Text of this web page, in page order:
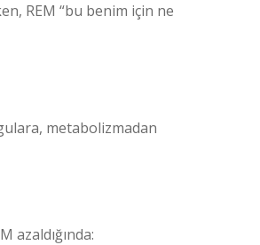
REM “bu benim için ne
metabolizmadan
azaldığında: